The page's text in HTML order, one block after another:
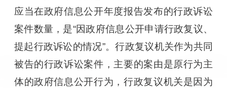
应当在政府信息公开年度报告发布的行政诉讼
案件数量，是“因政府信息公开申请行政复议、
提起行政诉讼的情况”。行政复议机关作为共同
被告的行政诉讼案件，主要的案由是原行为主
体的政府信息公开行为，行政复议机关是因为